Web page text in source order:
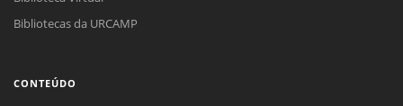
Bibliotecas da URCAMP
CONTEÚDO